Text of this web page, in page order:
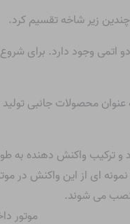
زیر شاخه تقسیم کرد.
وجود دارد. برای
محصولات جانبی
و ترکیب واکنش دهنده
ای از این واکنش در
نصب می شوند.